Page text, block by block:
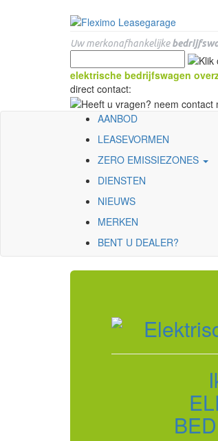
Uw merkonafhankelijke
elektrische bedrijfswagen
direct contact:
AANBOD
LEASEVORMEN
ZERO EMISSIEZONES
DIENSTEN
NIEUWS
MERKEN
BENT U DEALER?